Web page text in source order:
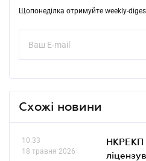
Щопонеділка отримуйте weekly-
Схожі новини
10.33
18 травня 2026
НКРЕКП